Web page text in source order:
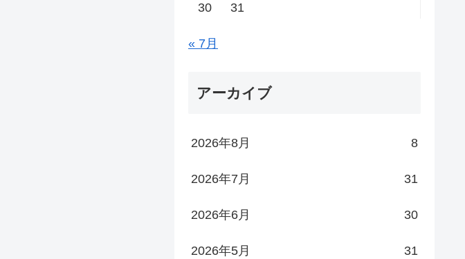
30
31
« 7月
アーカイブ
2026年8月 8
2026年7月 31
2026年6月 30
2026年5月 31